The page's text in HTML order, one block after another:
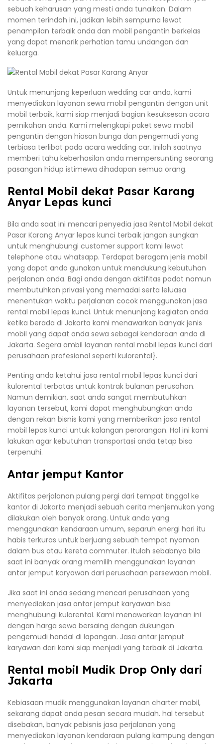
sebuah keharusan yang mesti anda tunaikan. Dalam
momen terindah ini, jadikan lebih sempurna lewat
penampilan terbaik anda dan mobil pengantin berkelas
yang dapat menarik perhatian tamu undangan dan
keluarga.
Untuk menunjang keperluan wedding car anda, kami
menyediakan layanan sewa mobil pengantin dengan unit
mobil terbaik, kami siap menjadi bagian kesuksesan acara
pernikahan anda. Kami melengkapi paket sewa mobil
pengantin dengan hiasan bunga dan pengemudi yang
terbiasa terlibat pada acara wedding car. Inilah saatnya
memberi tahu keberhasilan anda mempersunting seorang
pasangan hidup istimewa dihadapan semua orang.
Rental Mobil dekat Pasar Karang
Anyar Lepas kunci
Bila anda saat ini mencari penyedia jasa Rental Mobil dekat
Pasar Karang Anyar lepas kunci terbaik jangan sungkan
untuk menghubungi customer support kami lewat
telephone atau whatsapp. Terdapat beragam jenis mobil
yang dapat anda gunakan untuk mendukung kebutuhan
perjalanan anda. Bagi anda dengan aktifitas padat namun
membutuhkan privasi yang memadai serta leluasa
menentukan waktu perjalanan cocok menggunakan jasa
rental mobil lepas kunci. Untuk menunjang kegiatan anda
ketika berada di Jakarta kami menawarkan banyak jenis
mobil yang dapat anda sewa sebagai kendaraan anda di
Jakarta. Segera ambil layanan rental mobil lepas kunci dari
perusahaan profesional seperti kulorental}.
Penting anda ketahui jasa rental mobil lepas kunci dari
kulorental terbatas untuk kontrak bulanan perusahan.
Namun demikian, saat anda sangat membutuhkan
layanan tersebut, kami dapat menghubungkan anda
dengan rekan bisnis kami yang memberikan jasa rental
mobil lepas kunci untuk kalangan perorangan. Hal ini kami
lakukan agar kebutuhan transportasi anda tetap bisa
terpenuhi.
Antar jemput Kantor
Aktifitas perjalanan pulang pergi dari tempat tinggal ke
kantor di Jakarta menjadi sebuah cerita menjemukan yang
dilakukan oleh banyak orang. Untuk anda yang
menggunakan kendaraan umum, separuh energi hari itu
habis terkuras untuk berjuang sebuah tempat nyaman
dalam bus atau kereta commuter. Itulah sebabnya bila
saat ini banyak orang memilih menggunakan layanan
antar jemput karyawan dari perusahaan persewaan mobil.
Jika saat ini anda sedang mencari perusahaan yang
menyediakan jasa antar jemput karyawan bisa
menghubungi kulorental. Kami menawarkan layanan ini
dengan harga sewa bersaing dengan dukungan
pengemudi handal di lapangan. Jasa antar jemput
karyawan dari kami siap menjadi yang terbaik di Jakarta.
Rental mobil Mudik Drop Only dari
Jakarta
Kebiasaan mudik menggunakan layanan charter mobil,
sekarang dapat anda pesan secara mudah. hal tersebut
disebakan, banyak pebisnis jasa perjalanan yang
menyediakan layanan kendaraan pulang kampung dengan